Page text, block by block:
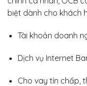
biệt dành cho khách
Tài khoản doanh
Dịch vụ Internet
Cho vay tín chấp,